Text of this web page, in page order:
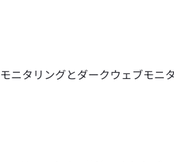
ニタリングとダークウェブモニ